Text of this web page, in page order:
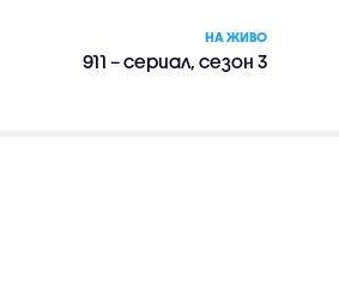
НА ЖИВО
911 – сериал, сезон 3